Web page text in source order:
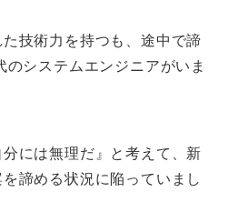
技術力を持つも、途中で諦
システムエンジニアがいま
分には無理だ』と考えて、新
諦める状況に陥っていまし